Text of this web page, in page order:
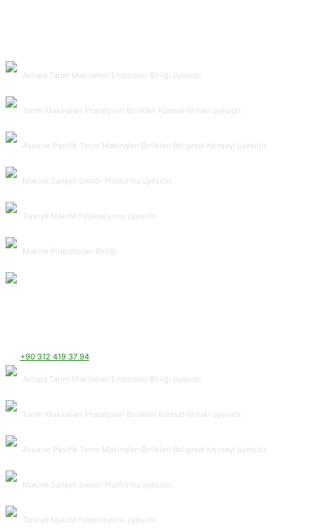
Avrupa Tarım Makineleri Endüstrisi Birliği üyesidir.
Tarım Makinaları İmalatçıları Birlikleri Küresel İttifakı üyesidir.
Asya ve Pasifik Tarım Makinaları Birlikleri Bölgesel Konseyi üyesidir.
Makine Sanayii Sektör Platformu üyesidir.
Türkiye Makine Federasyonu üyesidir.
Makine İhracatçıları Birliği
+90 312 419 37 94(3 Hat)
Avrupa Tarım Makineleri Endüstrisi Birliği üyesidir.
Tarım Makinaları İmalatçıları Birlikleri Küresel İttifakı üyesidir.
Asya ve Pasifik Tarım Makinaları Birlikleri Bölgesel Konseyi üyesidir.
Makine Sanayii Sektör Platformu üyesidir.
Türkiye Makine Federasyonu üyesidir.